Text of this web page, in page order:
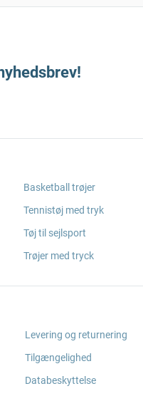
Basketball trøjer
Tennistøj med tryk
Tøj til sejlsport
Trøjer med tryck
Levering og returnering
Tilgængelighed
Databeskyttelse